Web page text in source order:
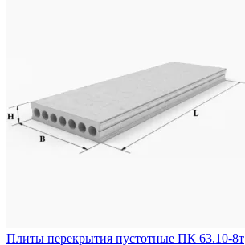
Плиты перекрытия пустотные ПК 63.10-8т